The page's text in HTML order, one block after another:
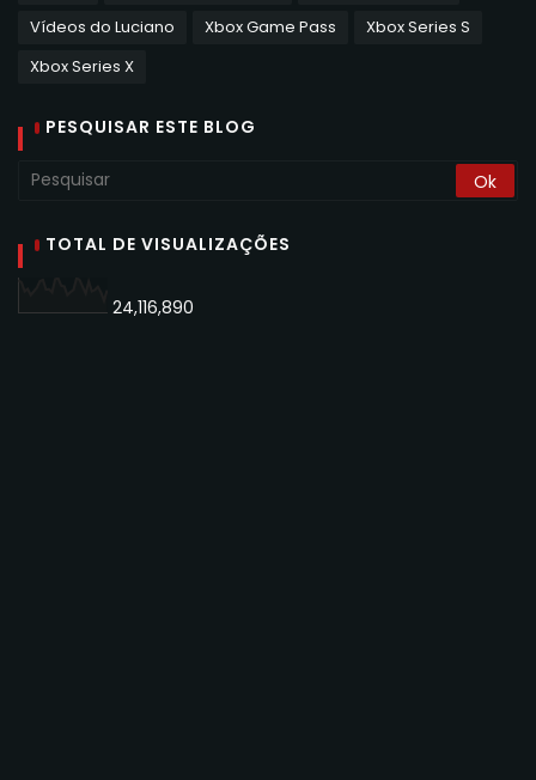
Vídeos do Luciano
Xbox Game Pass
Xbox Series S
Xbox Series X
PESQUISAR ESTE BLOG
TOTAL DE VISUALIZAÇÕES
24,116,890